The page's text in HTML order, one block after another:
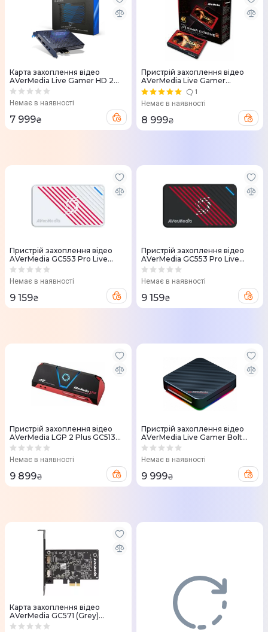
Карта захоплення відео
AVerMedia Live Gamer HD 2
GC570 Black
Немає в наявності
7 999₴
Пристрій захоплення відео
AVerMedia Live Gamer
Extreme 2 GC551 Black
1
Немає в наявності
8 999₴
Пристрій захоплення відео
AVerMedia GC553 Pro Live
Gamer ULTRA S білий
Немає в наявності
9 159₴
Пристрій захоплення відео
AVerMedia GC553 Pro Live
Gamer ULTRA S чорний
Немає в наявності
9 159₴
Пристрій захоплення відео
AVerMedia LGP 2 Plus GC513
Black
Немає в наявності
9 899₴
Пристрій захоплення відео
AVerMedia Live Gamer Bolt
GC555 Black
Немає в наявності
9 999₴
Карта захоплення відео
AVerMedia GC571 (Grey)
61GC571000BF